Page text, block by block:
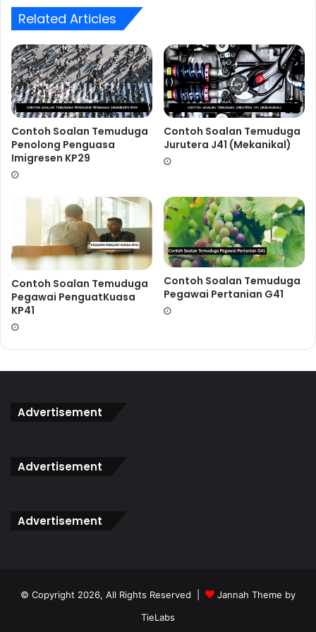
Dapatkan Rujukan Ujian PsikometrikPenolong Jurutera
JA29 (Awam)Dengan Klik Button Di Bawah
Dapatkan Sekarang
PENAFIAN : Segala contoh soalan yang
dipaparkan diatas bukanlah SOALAN BOCOR
daripada pihak Suruhanjaya Perkhidmatan Awam.
Related Articles
Contoh Soalan Temuduga
Penolong Penguasa
Imigresen KP29
Contoh Soalan Temuduga
Jurutera J41 (Mekanikal)
Contoh Soalan Temuduga
Pegawai PenguatKuasa
KP41
Contoh Soalan Temuduga
Pegawai Pertanian G41
Advertisement
Advertisement
Advertisement
© Copyright 2026, All Rights Reserved |
Jannah Theme by
TieLabs